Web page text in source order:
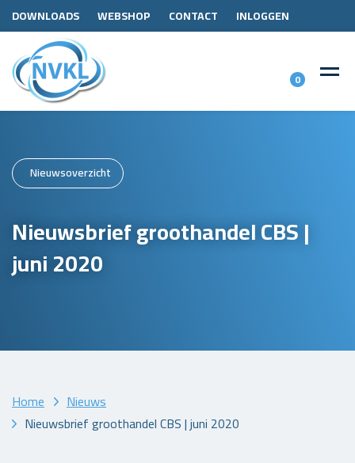
DOWNLOADS WEBSHOP CONTACT INLOGGEN
0
Nieuwsoverzicht
Nieuwsbrief groothandel CBS |
juni 2020
Home
Nieuws
Nieuwsbrief groothandel CBS | juni 2020